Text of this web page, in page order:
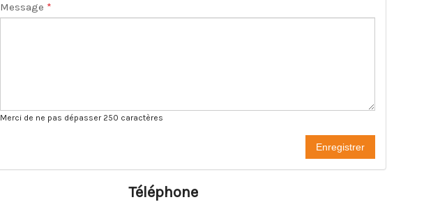
Message *
Merci de ne pas dépasser 250 caractères
Enregistrer
Téléphone